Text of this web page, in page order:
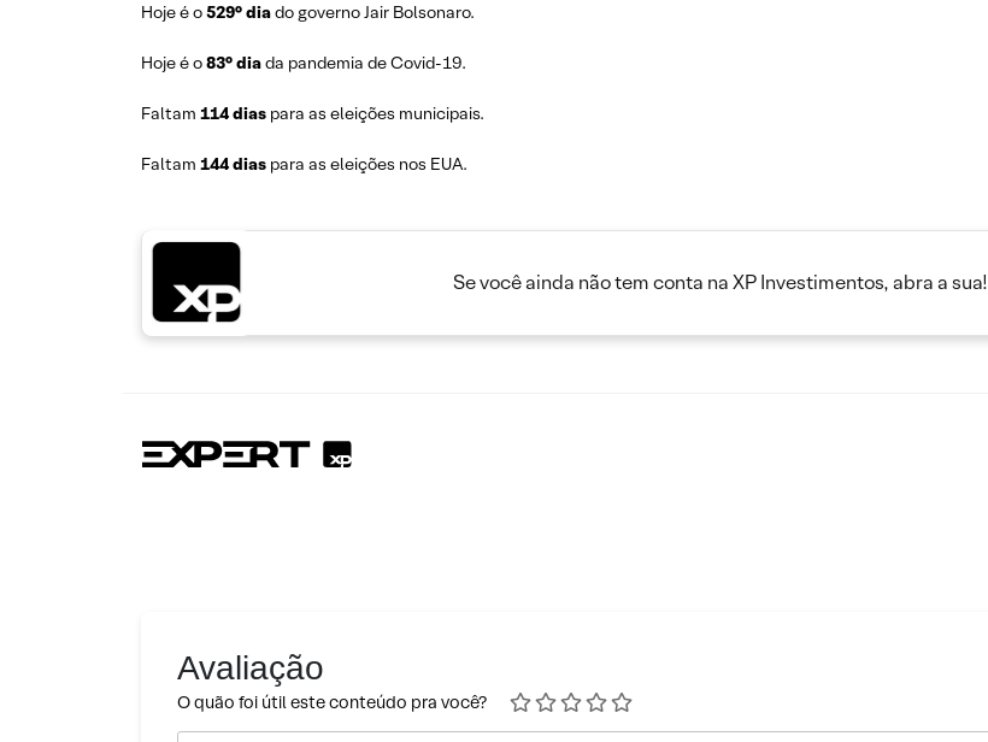
Hoje é o529° diado governo Jair Bolsonaro.
Hoje é o83° diada pandemia de Covid-19.
Faltam 114 dias para as eleições municipais.
Faltam 144 dias para as eleições nos EUA.
Se você ainda não tem conta na XP Investimentos, abra a sua!
Avaliação
O quão foi útil este conteúdo pra você?